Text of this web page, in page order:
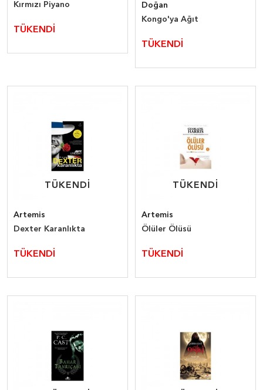
Kırmızı Piyano
TÜKENDİ
Doğan
Kongo'ya Ağıt
TÜKENDİ
TÜKENDİ
TÜKENDİ
Artemis
Dexter Karanlıkta
TÜKENDİ
TÜKENDİ
TÜKENDİ
Artemis
Ölüler Ölüsü
TÜKENDİ